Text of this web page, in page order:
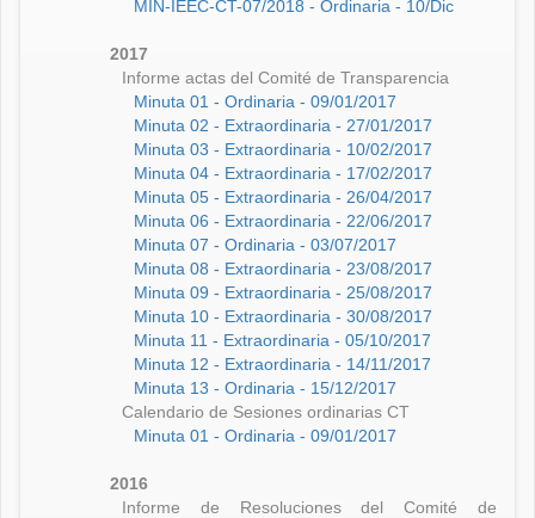
MIN-IEEC-CT-07/2018 - Ordinaria - 10/Dic
2017
Informe actas del Comité de Transparencia
Minuta 01 - Ordinaria - 09/01/2017
Minuta 02 - Extraordinaria - 27/01/2017
Minuta 03 - Extraordinaria - 10/02/2017
Minuta 04 - Extraordinaria - 17/02/2017
Minuta 05 - Extraordinaria - 26/04/2017
Minuta 06 - Extraordinaria - 22/06/2017
Minuta 07 - Ordinaria - 03/07/2017
Minuta 08 - Extraordinaria - 23/08/2017
Minuta 09 - Extraordinaria - 25/08/2017
Minuta 10 - Extraordinaria - 30/08/2017
Minuta 11 - Extraordinaria - 05/10/2017
Minuta 12 - Extraordinaria - 14/11/2017
Minuta 13 - Ordinaria - 15/12/2017
Calendario de Sesiones ordinarias CT
Minuta 01 - Ordinaria - 09/01/2017
2016
Informe de Resoluciones del Comité de